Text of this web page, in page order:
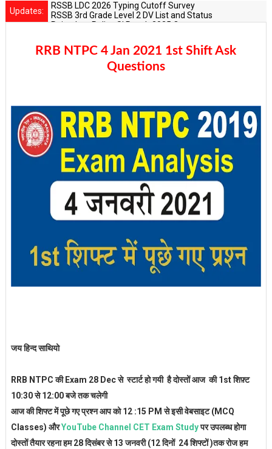
Updates:
RSSB LDC 2026 Typing Cutoff Survey
RSSB 3rd Grade Level 2 DV List and Status
Rajasthan Police SI Result 2025 Out
RPSC Senior Teacher Recruitment 2025: Post Increase
RRB NTPC 4 Jan 2021 1st Shift Ask
Questions
जय हिन्द साथियो
RRB NTPC की Exam 28 Dec से स्टार्ट हो गयी है दोस्तों आज की 1st शिफ़्ट
10:30 से 12:00 बजे तक चलेगी
आज की शिफ्ट में पूछे गए प्रश्न आप को 12 :15 PM से इसी वेबसाइट (MCQ
Classes) औरYouTube Channel CET Exam Studyपर उपलब्ध होगा
दोस्तों तैयार रहना हम 28 दिसंबर से 13 जनवरी (12 दिनों 24 शिफ्टों )तक रोज हम